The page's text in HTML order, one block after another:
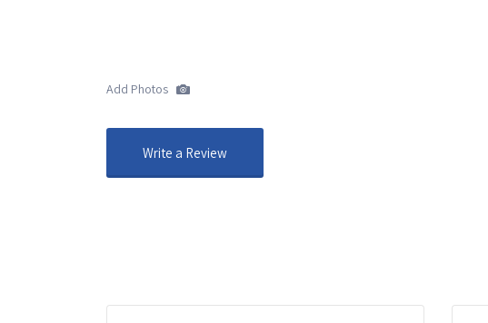
Write a Review